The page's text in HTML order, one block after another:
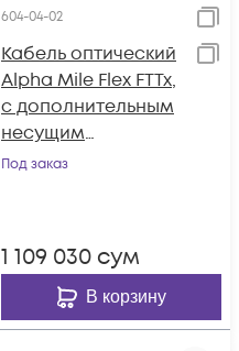
604-04-02
Кабель оптический
Alpha Mile Flex FTTx,
с дополнительным
несущим
элементом
Под заказ
1 109 030 сум
В корзину